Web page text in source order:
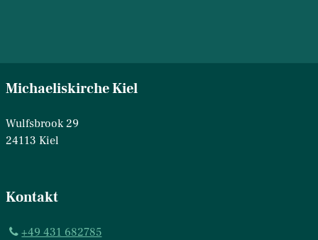
Michaeliskirche Kiel
Wulfsbrook 29
24113 Kiel
Kontakt
+49 431 682785